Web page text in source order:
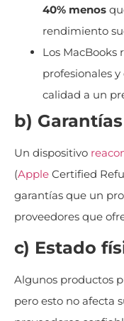
40% menos
rendimiento
Los MacBooks
profesionales
calidad a un
b)
Un dispositivo
(Apple Certified
garantías que un
proveedores que
c) Estado
Algunos productos
pero esto no afecta